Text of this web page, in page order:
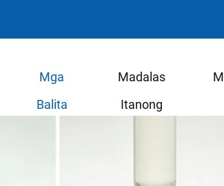
Mga
Balita
Madalas
Itanong